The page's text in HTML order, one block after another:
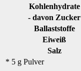
Kohlenhydrate
- davon Zucker
Ballaststoffe
Eiweiß
Salz
* 5 g Pulver